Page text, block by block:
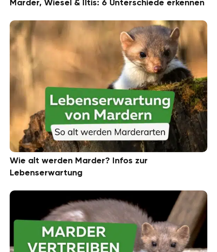
Marder, Wiesel & Iltis: 6 Unterschiede erkennen
Wie alt werden Marder? Infos zur
Lebenserwartung